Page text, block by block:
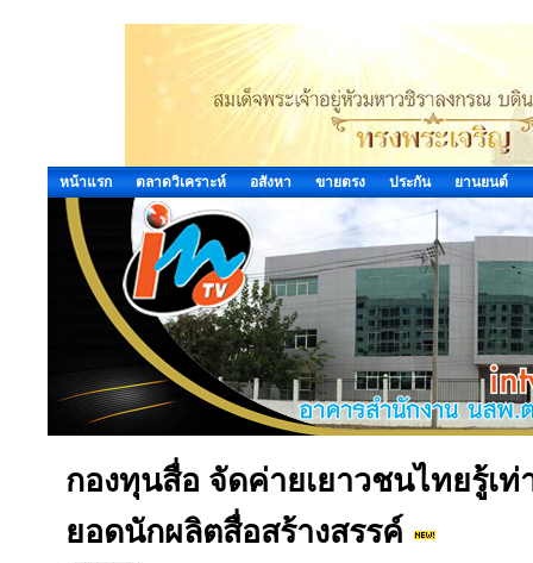
หน้าแรก ตลาดวิเคราะห์ อสังหา ขายตรง ประกัน ยานยนต์
กองทุนสื่อ จัดค่ายเยาวชนไทยรู้เ
ยอดนักผลิตสื่อสร้างสรรค์